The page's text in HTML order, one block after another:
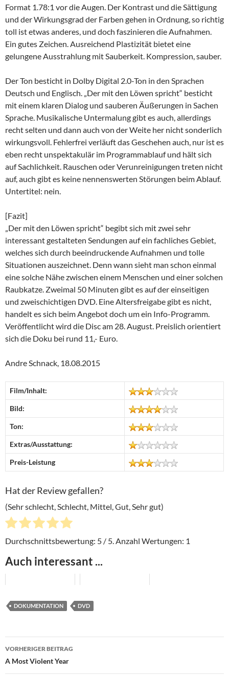
Format 1.78:1 vor die Augen. Der Kontrast und die Sättigung
und der Wirkungsgrad der Farben gehen in Ordnung, so richtig
toll ist etwas anderes, und doch faszinieren die Aufnahmen.
Ein gutes Zeichen. Ausreichend Plastizität bietet eine
gelungene Ausstrahlung mit Sauberkeit. Kompression, sauber.
Der Ton besticht in Dolby Digital 2.0-Ton in den Sprachen
Deutsch und Englisch. „Der mit den Löwen spricht“ besticht
mit einem klaren Dialog und sauberen Äußerungen in Sachen
Sprache. Musikalische Untermalung gibt es auch, allerdings
recht selten und dann auch von der Weite her nicht sonderlich
wirkungsvoll. Fehlerfrei verläuft das Geschehen auch, nur ist es
eben recht unspektakulär im Programmablauf und hält sich
auf Sachlichkeit. Rauschen oder Verunreinigungen treten nicht
auf, auch gibt es keine nennenswerten Störungen beim Ablauf.
Untertitel: nein.
[Fazit]
„Der mit den Löwen spricht“ begibt sich mit zwei sehr
interessant gestalteten Sendungen auf ein fachliches Gebiet,
welches sich durch beeindruckende Aufnahmen und tolle
Situationen auszeichnet. Denn wann sieht man schon einmal
eine solche Nähe zwischen einem Menschen und einer solchen
Raubkatze. Zweimal 50 Minuten gibt es auf der einseitigen
und zweischichtigen DVD. Eine Altersfreigabe gibt es nicht,
handelt es sich beim Angebot doch um ein Info-Programm.
Veröffentlicht wird die Disc am 28. August. Preislich orientiert
sich die Doku bei rund 11,- Euro.
Andre Schnack, 18.08.2015
Film/Inhalt:
Bild:
Ton:
Extras/Ausstattung:
Preis-Leistung
Hat der Review gefallen?
(Sehr schlecht, Schlecht, Mittel, Gut, Sehr gut)
Durchschnittsbewertung: 5 / 5. Anzahl Wertungen: 1
Auch interessant ...
DOKUMENTATION DVD
Beitragsnavigation
VORHERIGER BEITRAG
A Most Violent Year